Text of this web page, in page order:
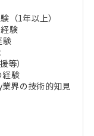
（1年以上）
験
験
等）
経験
界の技術的知見